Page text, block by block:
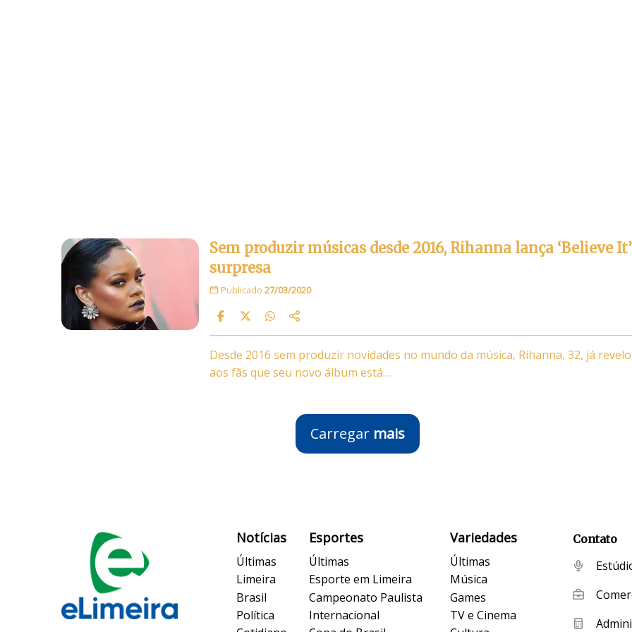
Sem produzir músicas desde 2016, Rihanna lança ‘Believe
surpresa
Publicado 27/03/2020
Desde 2016 sem produzir novidades no mundo da música, Rihanna, 32, já
aos fãs que seu novo álbum está…
Carregar mais
Notícias
Últimas
Limeira
Brasil
Política
Esportes
Últimas
Esporte em Limeira
Campeonato Paulista
Internacional
Variedades
Últimas
Música
Games
TV e Cinema
Contato